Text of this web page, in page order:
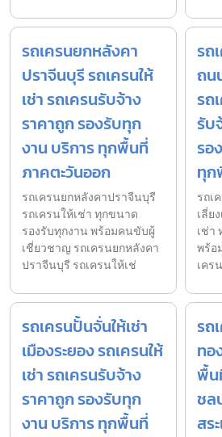
รถเครนยกหลังคา
ปราจีนบุรี รถเครนให้
เช่า รถเครนรับจ้าง
ราคาถูก รองรับทุก
งาน บริการ ทุกพื้นที่
ภาคตะวันออก
รถเครนยกหลังคาปราจีนบุรี
รถเครนให้เช่า ทุกขนาด
รองรับทุกงาน พร้อมคนขับผู้
เชี่ยวชาญ รถเครนยกหลังคา
ปราจีนบุรี รถเครนให้เช่
รถ
ถน
รถ
รับ
รอ
ทุก
รถเ
เลี่ย
เช่า
พร้อ
เคร
รถเครนปั้นจั่นให้เช่า
เมืองระยอง รถเครนให้
เช่า รถเครนรับจ้าง
ราคาถูก รองรับทุก
งาน บริการ ทุกพื้นที่
รถ
ทอ
พื้น
ชล
สร